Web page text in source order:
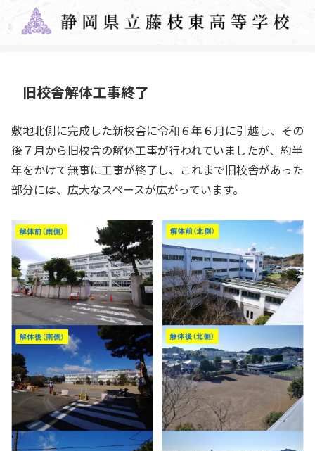
旧校舎解体工事終了
敷地北側に完成した新校舎に令和６年６月に引越し、その
後７月から旧校舎の解体工事が行われていましたが、約半
年をかけて無事に工事が終了し、これまで旧校舎があった
部分には、広大なスペースが広がっています。